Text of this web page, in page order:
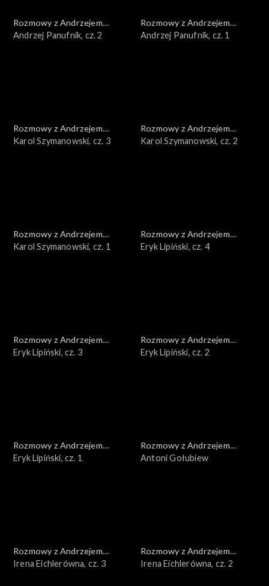
Rozmowy z Andrzejem
Doboszem
Andrzej Panufnik, cz. 2
Rozmowy z Andrzejem
Doboszem
Andrzej Panufnik, cz. 1
Rozmowy z Andrzejem
Doboszem
Karol Szymanowski, cz. 3
Rozmowy z Andrzejem
Doboszem
Karol Szymanowski, cz. 2
Rozmowy z Andrzejem
Doboszem
Karol Szymanowski, cz. 1
Rozmowy z Andrzejem
Doboszem
Eryk Lipiński, cz. 4
Rozmowy z Andrzejem
Doboszem
Eryk Lipiński, cz. 3
Rozmowy z Andrzejem
Doboszem
Eryk Lipiński, cz. 2
Rozmowy z Andrzejem
Doboszem
Eryk Lipiński, cz. 1
Rozmowy z Andrzejem
Doboszem
Antoni Gołubiew
Rozmowy z Andrzejem
Doboszem
Irena Eichlerówna, cz. 3
Rozmowy z Andrzejem
Doboszem
Irena Eichlerówna, cz. 2